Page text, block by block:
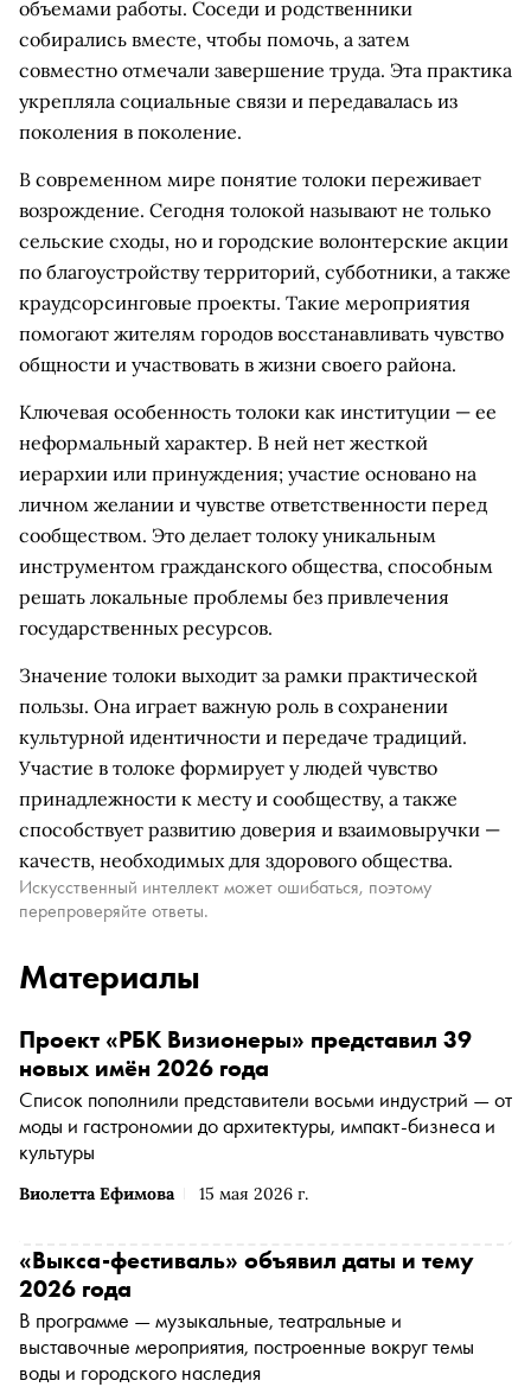
объемами работы. Соседи и родственники
собирались вместе, чтобы помочь, а затем
совместно отмечали завершение труда. Эта практика
укрепляла социальные связи и передавалась из
поколения в поколение.
В современном мире понятие толоки переживает
возрождение. Сегодня толокой называют не только
сельские сходы, но и городские волонтерские акции
по благоустройству территорий, субботники, а также
краудсорсинговые проекты. Такие мероприятия
помогают жителям городов восстанавливать чувство
общности и участвовать в жизни своего района.
Ключевая особенность толоки как институции — ее
неформальный характер. В ней нет жесткой
иерархии или принуждения; участие основано на
личном желании и чувстве ответственности перед
сообществом. Это делает толоку уникальным
инструментом гражданского общества, способным
решать локальные проблемы без привлечения
государственных ресурсов.
Значение толоки выходит за рамки практической
пользы. Она играет важную роль в сохранении
культурной идентичности и передаче традиций.
Участие в толоке формирует у людей чувство
принадлежности к месту и сообществу, а также
способствует развитию доверия и взаимовыручки —
качеств, необходимых для здорового общества.
Искусственный интеллект может ошибаться, поэтому
перепроверяйте ответы.
Материалы
Виолетта Ефимова 15 мая 2026 г.
Проект «РБК Визионеры» представил 39
новых имён 2026 года
Список пополнили представители восьми индустрий — от
моды и гастрономии до архитектуры, импакт-бизнеса и
культуры
«Выкса-фестиваль» объявил даты и тему
2026 года
В программе — музыкальные, театральные и
выставочные мероприятия, построенные вокруг темы
воды и городского наследия